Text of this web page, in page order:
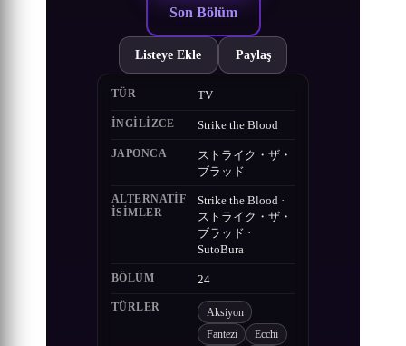
Son Bölüm
Listeye Ekle Paylaş
TÜR TV
İNGILIZCE Strike the Blood
JAPONCA
ストライク・ザ・
ブラッド
ALTERNATIF
ISIMLER
Strike the Blood ·
ストライク・ザ・
ブラッド ·
SutoBura
BÖLÜM 24
TÜRLER Aksiyon
Fantezi Ecchi